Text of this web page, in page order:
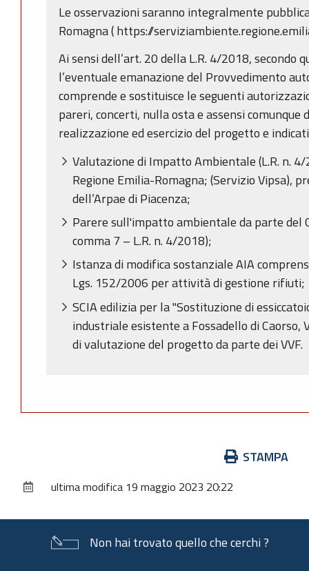
Le osservazioni saranno integralmente
Romagna ( https://
Ai sensi dell’art. 20 della L.R. 4/2018, secondo
l’eventuale emanazione del Provvedimento
comprende e sostituisce le seguenti
pareri, concerti, nulla osta e assensi comunque
realizzazione ed esercizio del progetto e
Valutazione di Impatto Ambientale (L.R. n.
Regione Emilia-Romagna; (Servizio Vipsa),
dell’Arpae di Piacenza;
Parere sull'impatto ambientale da parte del
comma 7 – L.R. n. 4/2018);
Istanza di modifica sostanziale AIA
Lgs. 152/2006 per attività di gestione rifiuti;
SCIA edilizia per la "Sostituzione di
industriale esistente a Fossadello di Caorso,
di valutazione del progetto da parte dei VVF.
documento
STAMPA
ultima modifica 19 maggio 2023 20:22
Non hai trovato quello che cerchi ?